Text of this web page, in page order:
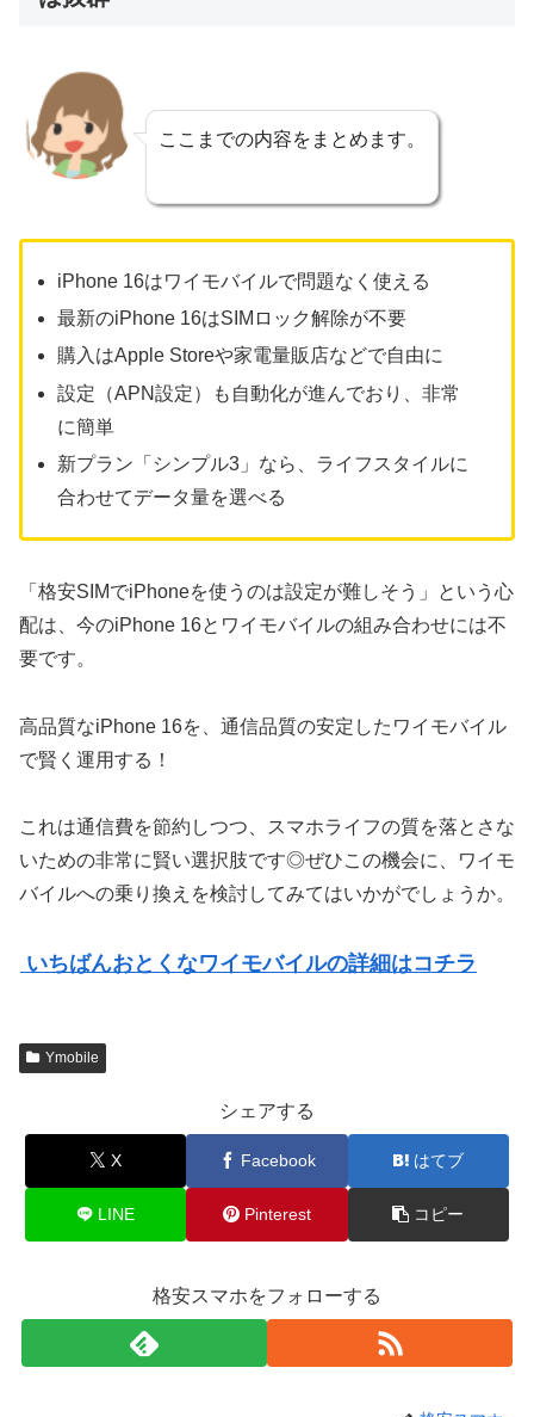
ここまでの内容をまとめます。
iPhone 16はワイモバイルで問題なく使える
最新のiPhone 16はSIMロック解除が不要
購入はApple Storeや家電量販店などで自由に
設定（APN設定）も自動化が進んでおり、非常
に簡単
新プラン「シンプル3」なら、ライフスタイルに
合わせてデータ量を選べる
「格安SIMでiPhoneを使うのは設定が難しそう」という心
配は、今のiPhone 16とワイモバイルの組み合わせには不
要です。
高品質なiPhone 16を、通信品質の安定したワイモバイル
で賢く運用する！
これは通信費を節約しつつ、スマホライフの質を落とさな
いための非常に賢い選択肢です◎ぜひこの機会に、ワイモ
バイルへの乗り換えを検討してみてはいかがでしょうか。
いちばんおとくなワイモバイルの詳細はコチラ
Ymobile
シェアする
X Facebook はてブ
LINE Pinterest コピー
格安スマホをフォローする